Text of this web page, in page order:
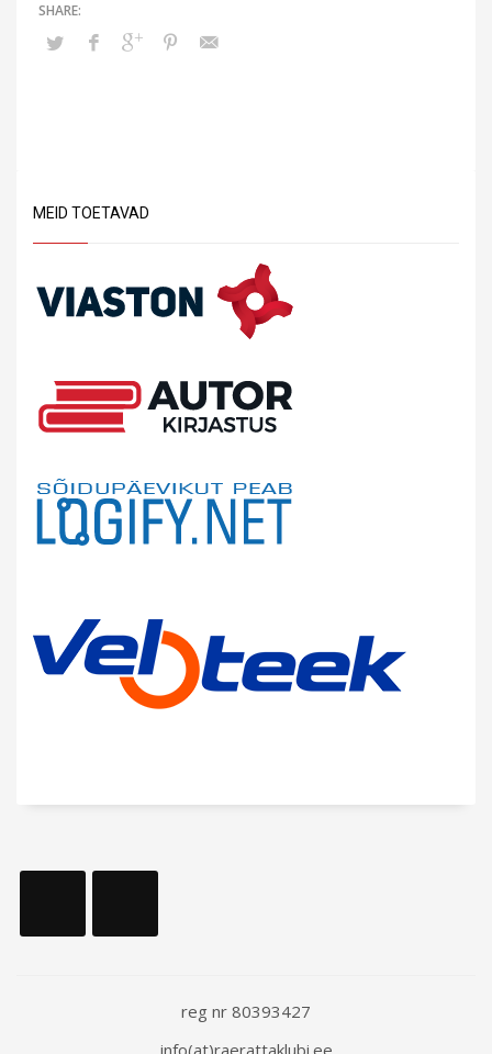
MEID TOETAVAD
reg nr 80393427
info(at)raerattaklubi.ee